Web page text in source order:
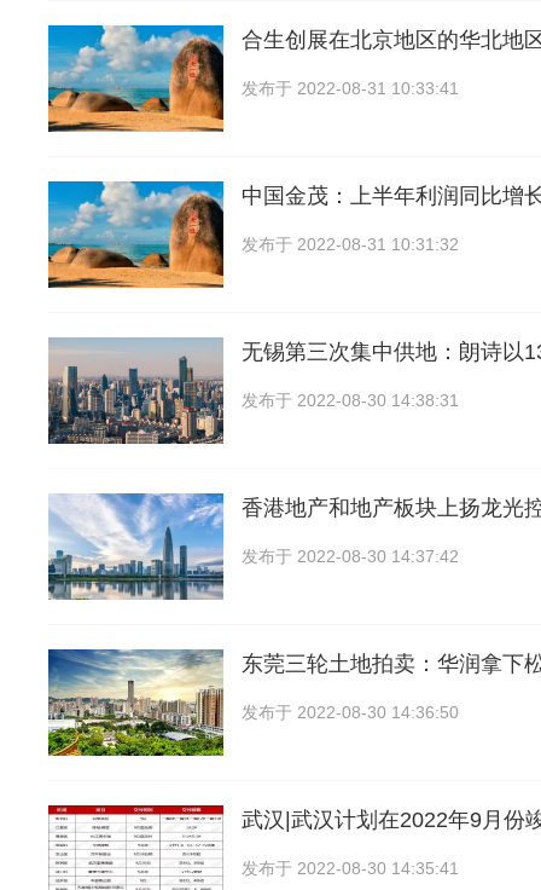
合生创展在北京地区的华北地
发布于 2022-08-31 10:33:41
中国金茂：上半年利润同比增
发布于 2022-08-31 10:31:32
无锡第三次集中供地：朗诗以
发布于 2022-08-30 14:38:31
香港地产和地产板块上扬龙光
发布于 2022-08-30 14:37:42
东莞三轮土地拍卖：华润拿下
发布于 2022-08-30 14:36:50
武汉|武汉计划在2022年9月份
发布于 2022-08-30 14:35:41